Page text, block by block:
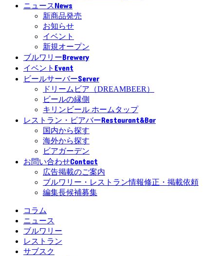
ニュースNews
新商品発売
お知らせ
イベント
新規オープン
ブルワリーBrewery
イベント Event
ビールサーバーServer
ドリームビア（DREAMBEER）
ビールの縁側
キリンビール ホームタップ
レストラン・ビアバーRestaurant&Bar
国内から探す
海外から探す
ビアガーデン
お問い合わせContact
広告掲載のご案内
ブルワリー・レストラン情報修正・掲載依頼
編集長候補募集
コラム
ニュース
ブルワリー
レストラン
サブスク